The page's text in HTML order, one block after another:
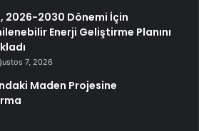
2026-2030 Dönemi İçin
Enerji Geliştirme Planını
7, 2026
Maden Projesine